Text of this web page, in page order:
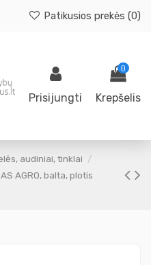
Patikusios prekės (0)
Prisijungti
0
Krepšelis
audiniai, tinklai
AGRO, balta, plotis